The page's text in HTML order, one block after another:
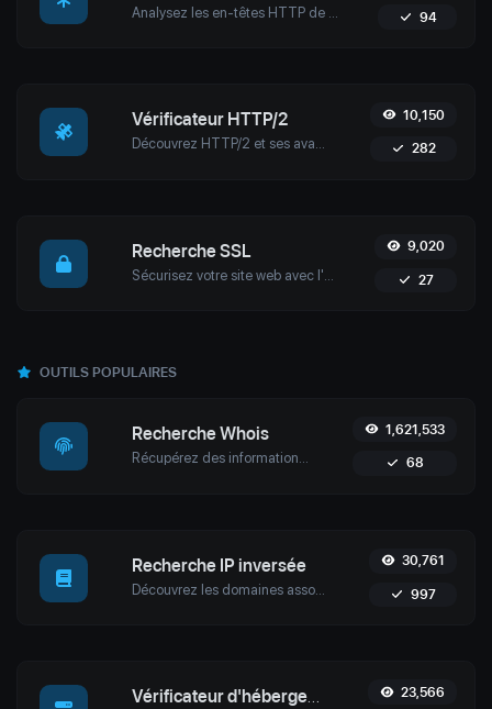
94
Vérificateur HTTP/2
Découvrez HTTP/2 et ses avantages pour la performance, la sécurité et l'efficacité du web moderne. Apprenez-en davantage sur les fonctionnalités clés, la migration vers HTTPS et le test d'HTTP/2 en toute simplicité.
10,150
282
Recherche SSL 9,020
27
OUTILS POPULAIRES
Recherche Whois
Récupérez des informations détaillées sur le domaine avec l'outil de recherche Whois de Uptime4. Découvrez les détails de propriété, les informations sur le registraire, les dates d'expiration et renforcez la cybersécurité.
1,621,533
68
Recherche IP inversée 30,761
997
Vérificateur d'hébergement de site web 23,566